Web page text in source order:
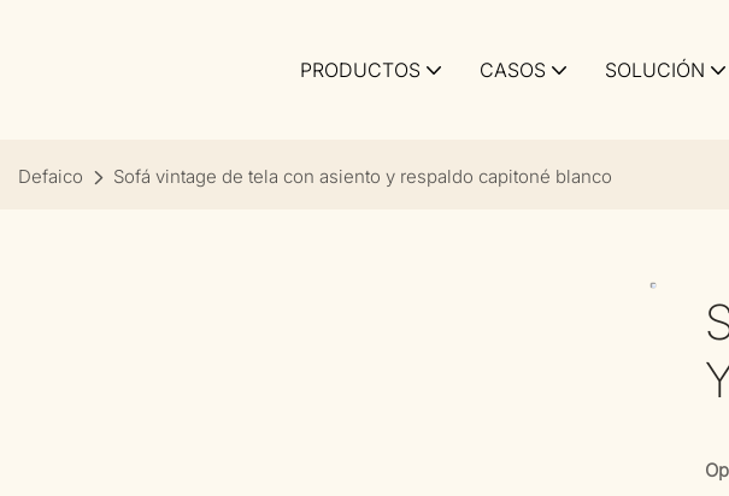
PRODUCTOS CASOS SOLUCIÓN
Defaico Sofá vintage de tela con asiento y respaldo capitoné blanco